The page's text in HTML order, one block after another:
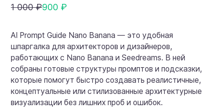
1 000 ₽900 ₽
AI Prompt Guide Nano Banana — это удобная
шпаргалка для архитекторов и дизайнеров,
работающих с Nano Banana и Seedreams. В ней
собраны готовые структуры промптов и подсказки,
которые помогут быстро создавать реалистичные,
концептуальные или стилизованные архитектурные
визуализации без лишних проб и ошибок.